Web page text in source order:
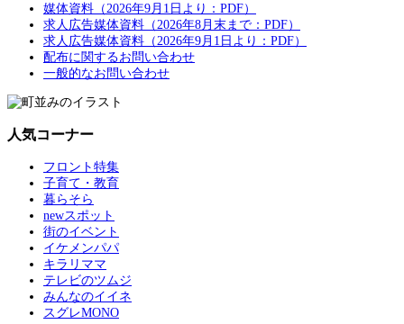
媒体資料（2026年9月1日より：PDF）
求人広告媒体資料（2026年8月末まで：PDF）
求人広告媒体資料（2026年9月1日より：PDF）
配布に関するお問い合わせ
一般的なお問い合わせ
人気コーナー
フロント特集
子育て・教育
暮らそら
newスポット
街のイベント
イケメンパパ
キラリママ
テレビのツムジ
みんなのイイネ
スグレMONO